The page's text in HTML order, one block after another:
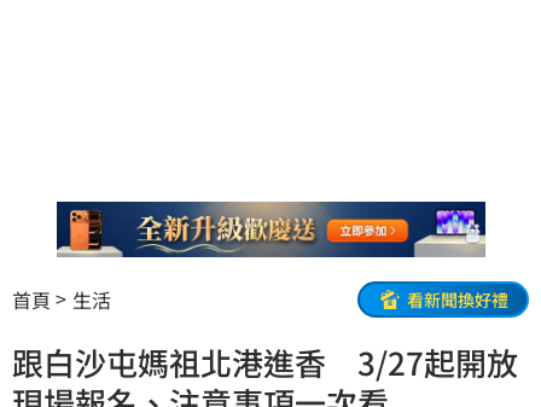
首頁 生活 看新聞換好禮
跟白沙屯媽祖北港進香 3/27起開放